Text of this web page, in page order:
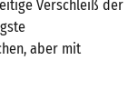
Verschleiß der
aber mit